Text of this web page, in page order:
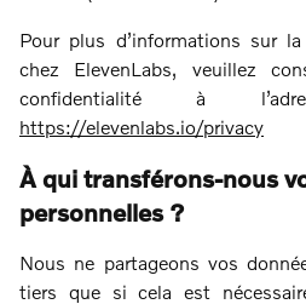
Pour plus d’informations sur
chez ElevenLabs, veuillez
confidentialité à
https://elevenlabs.io/privacy
À qui transférons-nous
personnelles ?
Nous ne partageons vos
tiers que si cela est